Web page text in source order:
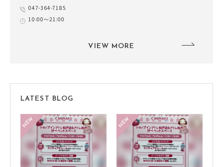
047-364-7185
10:00～21:00
VIEW MORE
LATEST BLOG